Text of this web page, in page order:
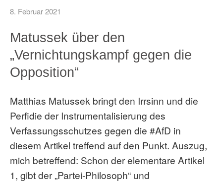
8. Februar 2021
Matussek über den
„Vernichtungskampf gegen die
Opposition“
Matthias Matussek bringt den Irrsinn und die
Perfidie der Instrumentalisierung des
Verfassungsschutzes gegen die #AfD in
diesem Artikel treffend auf den Punkt. Auszug,
mich betreffend: Schon der elementare Artikel
1, gibt der „Partei-Philosoph“ und